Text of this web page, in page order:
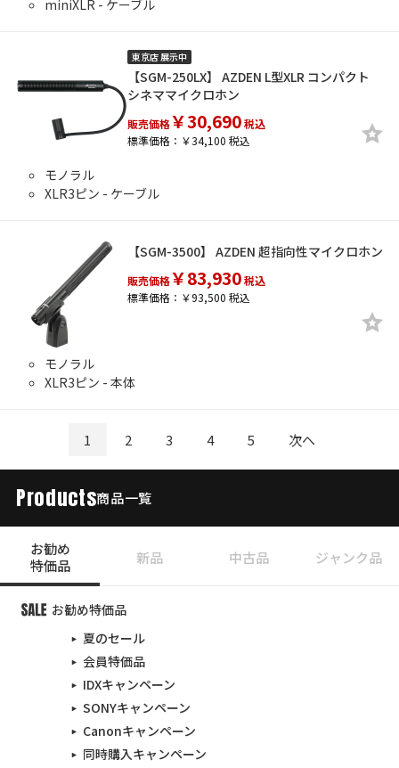
miniXLR - ケーブル
東京店 展示中
【SGM-250LX】 AZDEN L型XLR コンパクト
シネママイクロホン
販売価格￥30,690税込
標準価格：￥34,100 税込
モノラル
XLR3ピン - ケーブル
【SGM-3500】 AZDEN 超指向性マイクロホン
販売価格￥83,930税込
標準価格：￥93,500 税込
モノラル
XLR3ピン - 本体
1 2 3 4 5 次へ
Products商品一覧
お勧め
特価品
新品 中古品 ジャンク品
お勧め特価品
夏のセール
会員特価品
IDXキャンペーン
SONYキャンペーン
Canonキャンペーン
同時購入キャンペーン